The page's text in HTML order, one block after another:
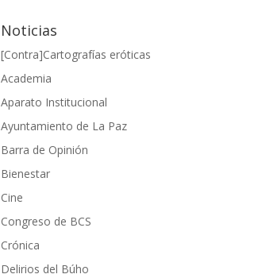
Noticias
[Contra]Cartografías eróticas
Academia
Aparato Institucional
Ayuntamiento de La Paz
Barra de Opinión
Bienestar
Cine
Congreso de BCS
Crónica
Delirios del Búho